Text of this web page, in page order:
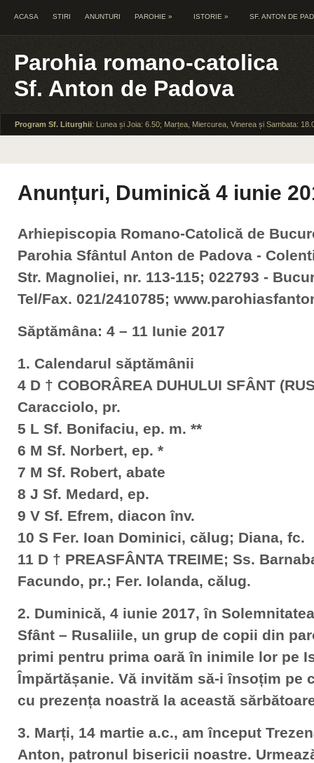
ACASA STIRI ANUNTURI PAROHIE » ISTORIE » SF. ANTON DE
Parohia romano-catolica
Sf. Anton de Padova
Program Sf. Liturghii: Lunea și Joia: 6.50; Marțea, Miercurea, Vinerea și Sambata:
Anunțuri, Duminică 4 iunie
Arhiepiscopia Romano-Catolică de
Parohia Sfântul Anton de Padova -
Str. Magnoliei, nr. 113-115; 022793 -
Tel/Fax. 021/2410785;
Săptămâna: 4 – 11 Iunie 2017
1. Calendarul săptămânii
4 D † COBORÂREA DUHULUI SFÂNT
Caracciolo, pr.
5 L Sf. Bonifaciu, ep. m. **
6 M Sf. Norbert, ep. *
7 M Sf. Robert, abate
8 J Sf. Medard, ep.
9 V Sf. Efrem, diacon înv.
10 S Fer. Ioan Dominici, călug; Diana, fc.
11 D † PREASFÂNTA TREIME; Ss.
Facundo, pr.; Fer. Iolanda, călug.
2. Duminică, 4 iunie 2017, în
Sfânt – Rusaliile, un grup de copii din
primi pentru prima oară în inimile lor pe
Împărtășanie. Vă invităm să-i însoțim pe
cu prezența noastră la această
3. Marți, 14 martie a.c., am început
Anton, patronul bisericii noastre.